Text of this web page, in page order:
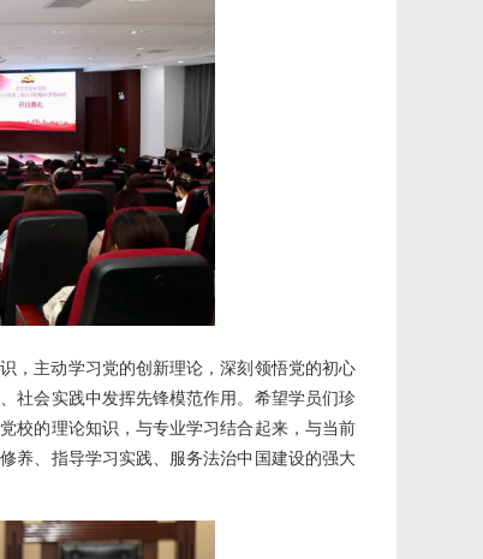
，主动学习党的创新理论，深刻领悟党的初心
社会实践中发挥先锋模范作用。希望学员们珍
校的理论知识，与专业学习结合起来，与当前
养、指导学习实践、服务法治中国建设的强大